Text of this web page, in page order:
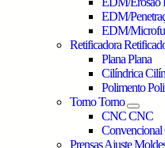
EDM/
EDM/
Retificadora
PlanaPlana
Cilíndrica
Polimento
TornoTorno
CNCCNC
Convencional
Prensas Ajuste